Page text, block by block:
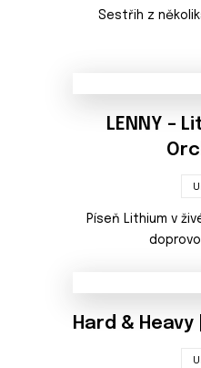
Sestřih z
LENNY –
Píseň Lithium v
Hard & Heavy